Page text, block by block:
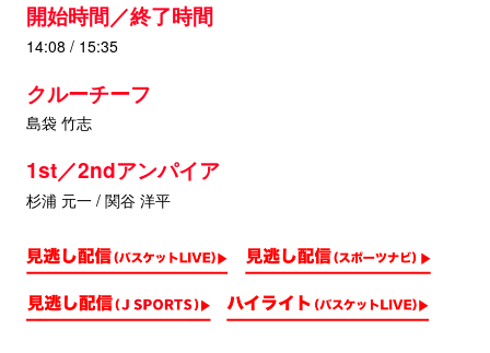
開始時間／終了時間
14:08 / 15:35
クルーチーフ
島袋 竹志
1st／2ndアンパイア
杉浦 元一 / 関谷 洋平